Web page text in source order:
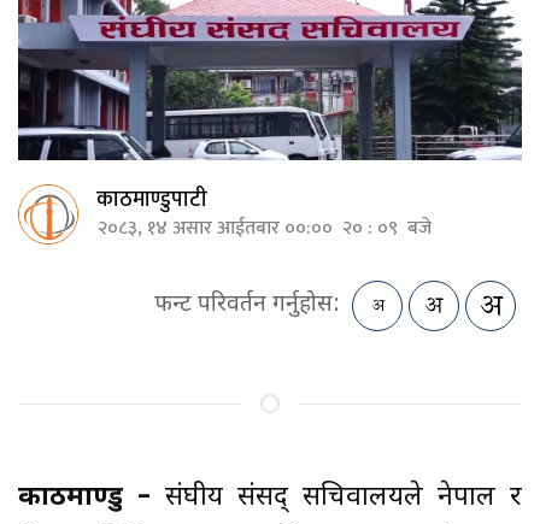
काठमाण्डुपाटी
२०८३, १४ असार आईतबार ००:०० २० : ०९ बजे
फन्ट परिवर्तन गर्नुहोस:
काठमाण्डु – संघीय संसद् सचिवालयले नेपाल र